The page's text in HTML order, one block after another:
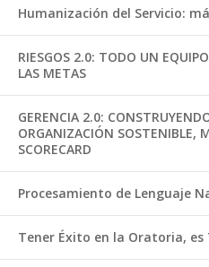
Humanización del Servicio:
RIESGOS 2.0: TODO UN
LAS METAS
GERENCIA 2.0:
ORGANIZACIÓN SOSTENIBLE,
SCORECARD
Procesamiento de Lenguaje
Tener Éxito en la Oratoria,